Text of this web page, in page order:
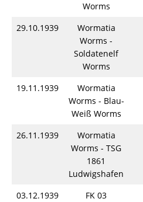
Worms
29.10.1939
Wormatia
Worms -
Soldatenelf
Worms
19.11.1939
Wormatia
Worms - Blau-
Weiß Worms
26.11.1939
Wormatia
Worms - TSG
1861
Ludwigshafen
03.12.1939
FK 03